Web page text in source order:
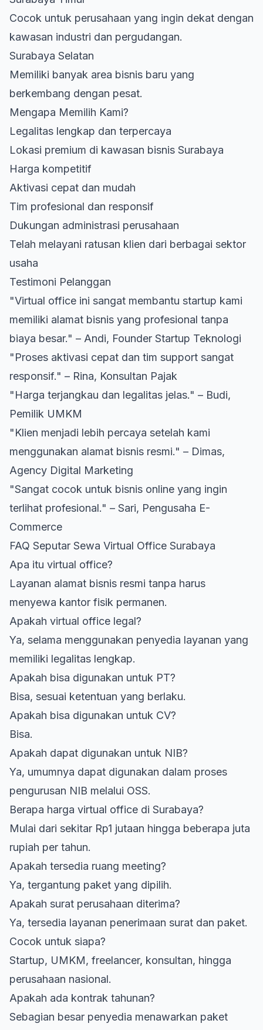
Cocok untuk perusahaan yang ingin dekat dengan
kawasan industri dan pergudangan.
Surabaya Selatan
Memiliki banyak area bisnis baru yang
berkembang dengan pesat.
Mengapa Memilih Kami?
Legalitas lengkap dan terpercaya
Lokasi premium di kawasan bisnis Surabaya
Harga kompetitif
Aktivasi cepat dan mudah
Tim profesional dan responsif
Dukungan administrasi perusahaan
Telah melayani ratusan klien dari berbagai sektor
usaha
Testimoni Pelanggan
"Virtual office ini sangat membantu startup kami
memiliki alamat bisnis yang profesional tanpa
biaya besar." – Andi, Founder Startup Teknologi
"Proses aktivasi cepat dan tim support sangat
responsif." – Rina, Konsultan Pajak
"Harga terjangkau dan legalitas jelas." – Budi,
Pemilik UMKM
"Klien menjadi lebih percaya setelah kami
menggunakan alamat bisnis resmi." – Dimas,
Agency Digital Marketing
"Sangat cocok untuk bisnis online yang ingin
terlihat profesional." – Sari, Pengusaha E-
Commerce
FAQ Seputar Sewa Virtual Office Surabaya
Apa itu virtual office?
Layanan alamat bisnis resmi tanpa harus
menyewa kantor fisik permanen.
Apakah virtual office legal?
Ya, selama menggunakan penyedia layanan yang
memiliki legalitas lengkap.
Apakah bisa digunakan untuk PT?
Bisa, sesuai ketentuan yang berlaku.
Apakah bisa digunakan untuk CV?
Bisa.
Apakah dapat digunakan untuk NIB?
Ya, umumnya dapat digunakan dalam proses
pengurusan NIB melalui OSS.
Berapa harga virtual office di Surabaya?
Mulai dari sekitar Rp1 jutaan hingga beberapa juta
rupiah per tahun.
Apakah tersedia ruang meeting?
Ya, tergantung paket yang dipilih.
Apakah surat perusahaan diterima?
Ya, tersedia layanan penerimaan surat dan paket.
Cocok untuk siapa?
Startup, UMKM, freelancer, konsultan, hingga
perusahaan nasional.
Apakah ada kontrak tahunan?
Sebagian besar penyedia menawarkan paket